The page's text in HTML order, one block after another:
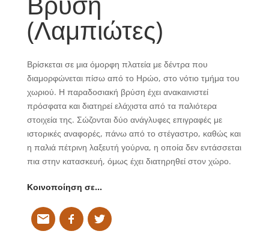
(Λαμπιώτες)
Βρίσκεται σε μια όμορφη πλατεία με δέντρα που
διαμορφώνεται πίσω από το Ηρώο, στο νότιο τμήμα του
χωριού. Η παραδοσιακή βρύση έχει ανακαινιστεί
πρόσφατα και διατηρεί ελάχιστα από τα παλιότερα
στοιχεία της. Σώζονται δύο ανάγλυφες επιγραφές με
ιστορικές αναφορές, πάνω από το στέγαστρο, καθώς και
η παλιά πέτρινη λαξευτή γούρνα, η οποία δεν εντάσσεται
πια στην κατασκευή, όμως έχει διατηρηθεί στον χώρο.
Κοινοποίηση σε…